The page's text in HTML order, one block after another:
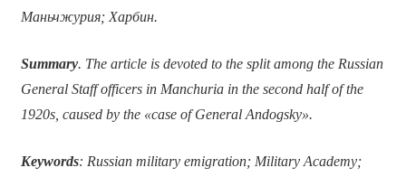
Маньчжурия; Харбин.
Summary. The article is devoted to the split among the Russian
General Staff officers in Manchuria in the second half of the
1920s, caused by the «case of General Andogsky».
Keywords: Russian military emigration; Military Academy;